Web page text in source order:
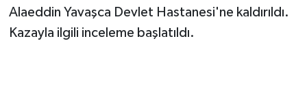
Alaeddin Yavaşca Devlet Hastanesi'ne kaldırıldı.
Kazayla ilgili inceleme başlatıldı.